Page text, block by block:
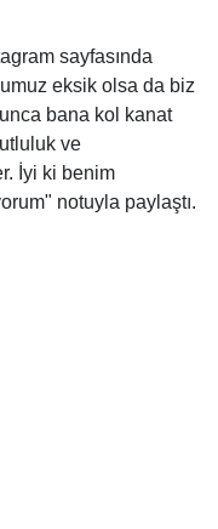
sayfasında
eksik olsa da biz
bana kol kanat
ve
İyi ki benim
notuyla paylaştı.